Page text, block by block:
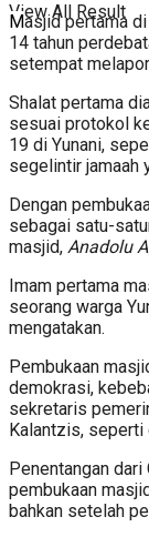
View All Result
Masjid pertama
14 tahun
setempat
Shalat pertama
sesuai protokol
19 di Yunani,
segelintir jamaah
Dengan
sebagai satu-
masjid, Anadolu
Imam pertama
seorang warga
mengatakan.
Pembukaan
demokrasi,
sekretaris
Kalantzis, seperti
Penentangan dari
pembukaan
bahkan setelah